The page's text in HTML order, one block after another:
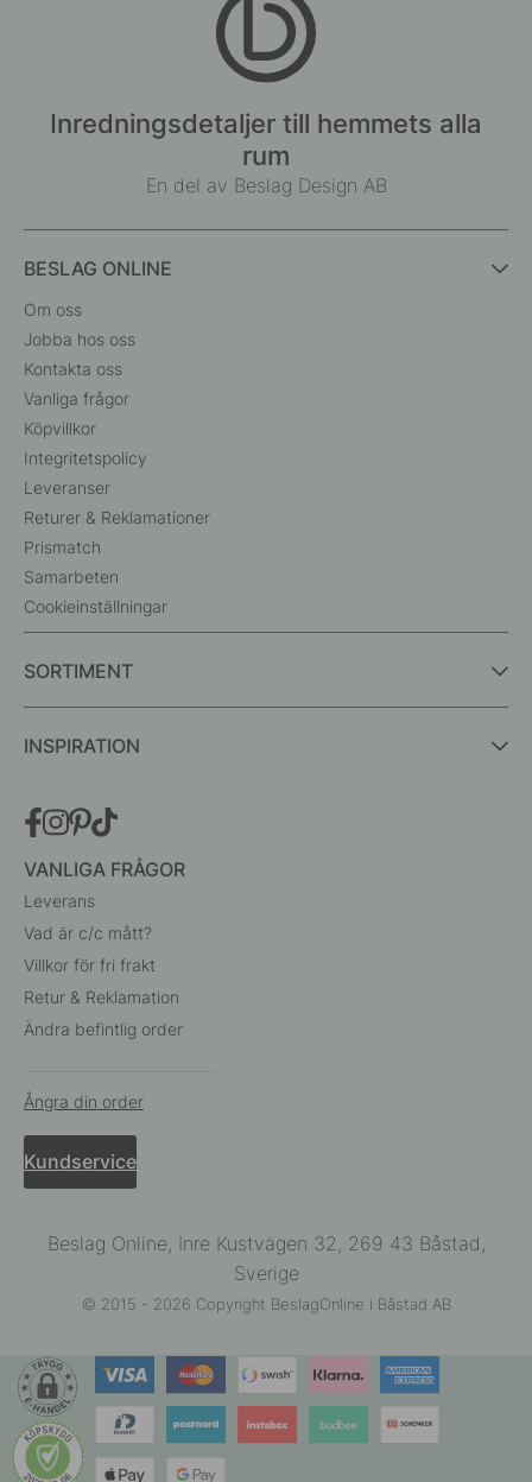
Inredningsdetaljer till hemmets alla
rum
En del av Beslag Design AB
BESLAG ONLINE
Om oss
Jobba hos oss
Kontakta oss
Vanliga frågor
Köpvillkor
Integritetspolicy
Leveranser
Returer & Reklamationer
Prismatch
Samarbeten
Cookieinställningar
SORTIMENT
INSPIRATION
VANLIGA FRÅGOR
Leverans
Vad är c/c mått?
Villkor för fri frakt
Retur & Reklamation
Ändra befintlig order
Ångra din order
Kundservice
Beslag Online, Inre Kustvägen 32, 269 43 Båstad,
Sverige
© 2015 - 2026 Copyright BeslagOnline i Båstad AB